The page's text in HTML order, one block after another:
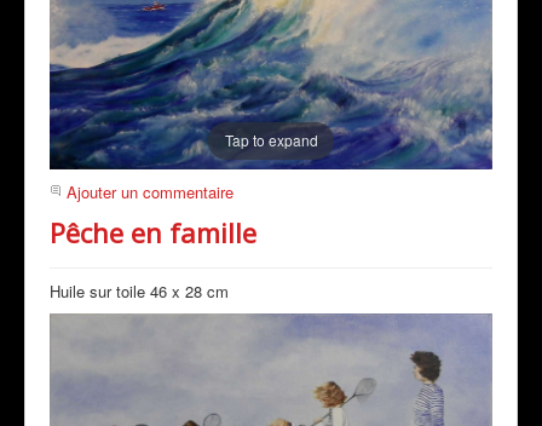
Tap to expand
Ajouter un commentaire
Pêche en famille
Huile sur toile 46 x 28 cm